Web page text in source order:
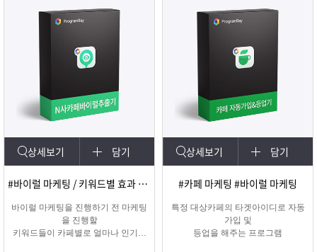
상세보기 담기
#바이럴 마케팅 / 키워드별 효과 카페 확인
바이럴 마케팅을 진행하기 전 마케팅
을 진행할
키워드들이 카페별로 얼마나 인기가
상세보기 담기
#카페 마케팅 #바이럴 마케팅
특정 대상카페의 타겟아이디로 자동
가입 및
등업을 해주는 프로그램